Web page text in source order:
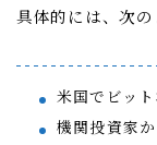
具体的には、次の
米国でビッ
機関投資家